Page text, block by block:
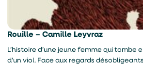
Rouille – Camille Leyvraz
L’histoire d’une jeune femme qui tombe
d’un viol. Face aux regards